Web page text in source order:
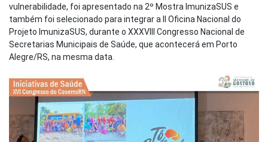
vulnerabilidade, foi apresentado na 2º Mostra ImunizaSUS e
também foi selecionado para integrar a II Oficina Nacional do
Projeto ImunizaSUS, durante o XXXVIII Congresso Nacional de
Secretarias Municipais de Saúde, que acontecerá em Porto
Alegre/RS, na mesma data.